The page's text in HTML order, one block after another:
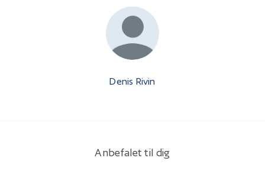
Denis Rivin
Anbefalet til dig